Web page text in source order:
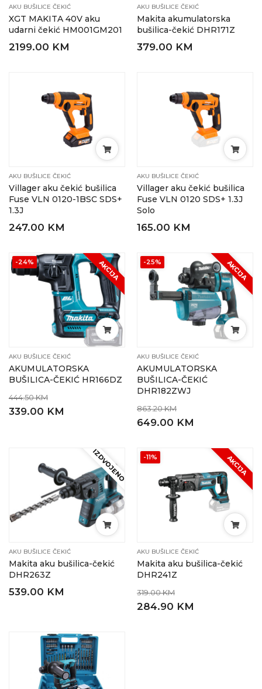
AKU BUŠILICE ČEKIĆ
XGT MAKITA 40V aku
udarni čekić HM001GM201
2199.00 KM
AKU BUŠILICE ČEKIĆ
Makita akumulatorska
bušilica-čekić DHR171Z
379.00 KM
AKU BUŠILICE ČEKIĆ
Villager aku čekić bušilica
Fuse VLN 0120-1BSC SDS+
1.3J
247.00 KM
AKU BUŠILICE ČEKIĆ
Villager aku čekić bušilica
Fuse VLN 0120 SDS+ 1.3J
Solo
165.00 KM
-24% AKCIJA
AKU BUŠILICE ČEKIĆ
AKUMULATORSKA
BUŠILICA-ČEKIĆ HR166DZ
444.50 KM
339.00 KM
-25% AKCIJA
AKU BUŠILICE ČEKIĆ
AKUMULATORSKA
BUŠILICA-ČEKIĆ
DHR182ZWJ
863.20 KM
649.00 KM
IZDVOJENO
AKU BUŠILICE ČEKIĆ
Makita aku bušilica-čekić
DHR263Z
539.00 KM
-11% AKCIJA
AKU BUŠILICE ČEKIĆ
Makita aku bušilica-čekić
DHR241Z
319.00 KM
284.90 KM